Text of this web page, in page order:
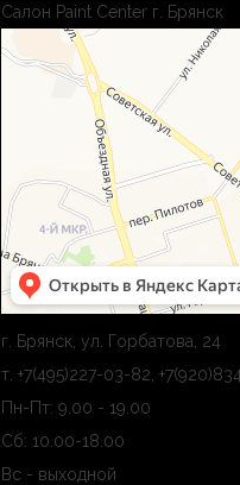
Салон Paint Center г. Брянск
г. Брянск, ул. Горбатова, 24
т. +7(495)227-03-82,
Пн-Пт: 9.00 - 19.00
Сб: 10.00-18.00
Вс - выходной